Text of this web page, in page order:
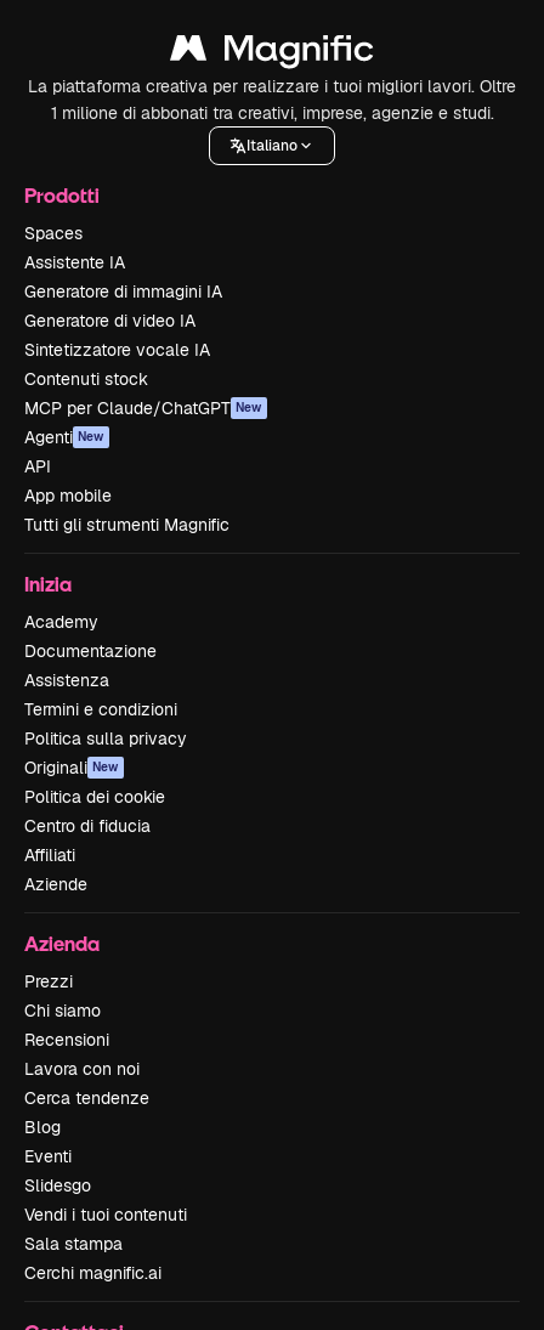
La piattaforma creativa per realizzare i tuoi migliori lavori. Oltre
1 milione di abbonati tra creativi, imprese, agenzie e studi.
Italiano
Prodotti
Spaces
Assistente IA
Generatore di immagini IA
Generatore di video IA
Sintetizzatore vocale IA
Contenuti stock
MCP per Claude/ChatGPT New
Agenti New
API
App mobile
Tutti gli strumenti Magnific
Inizia
Academy
Documentazione
Assistenza
Termini e condizioni
Politica sulla privacy
Originali New
Politica dei cookie
Centro di fiducia
Affiliati
Aziende
Azienda
Prezzi
Chi siamo
Recensioni
Lavora con noi
Cerca tendenze
Blog
Eventi
Slidesgo
Vendi i tuoi contenuti
Sala stampa
Cerchi magnific.ai